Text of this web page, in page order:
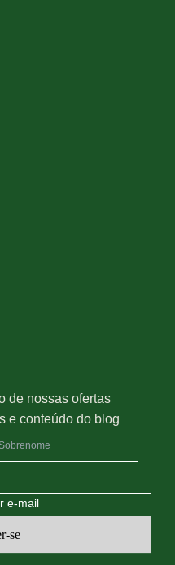
de nossas ofertas
e conteúdo do blog
e-mail
se